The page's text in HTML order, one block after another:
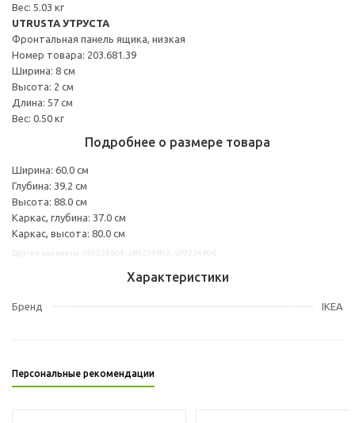
Вес: 5.03 кг
UTRUSTA УТРУСТА
Фронтальная панель ящика, низкая
Номер товара: 203.681.39
Ширина: 8 см
Высота: 2 см
Длина: 57 см
Вес: 0.50 кг
Подробнее о размере товара
Ширина: 60.0 см
Глубина: 39.2 см
Высота: 88.0 см
Каркас, глубина: 37.0 см
Каркас, высота: 80.0 см
Характеристики
Бренд IKEA
Персональные рекомендации